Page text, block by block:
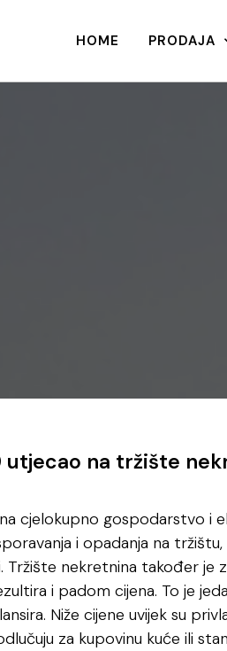
HOME PRODAJA
utjecao na tržište
cjelokupno gospodarstvo i
i opadanja na
nekretnina također je
i padom cijena. To je
Niže cijene uvijek su
za kupovinu kuće ili